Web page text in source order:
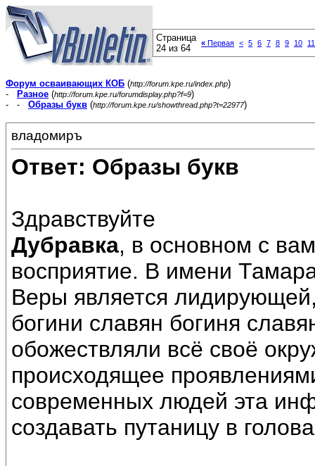
Страница
24 из 64
« Первая < 5 6 7 8 9 10 11
Форум осваивающих КОБ (http://forum.kpe.ru/index.php)
-
Разное (http://forum.kpe.ru/forumdisplay.php?f=9)
- - Образы букв (http://forum.kpe.ru/showthread.php?t=22977)
владомиръ
Ответ: Образы букв
Здравствуйте
Дубравка, в основном с
восприятие. В имени
Веры является
богини славян богиня
обожествляли всё своё
происходящее
современных людей эта
создавать путаницу в